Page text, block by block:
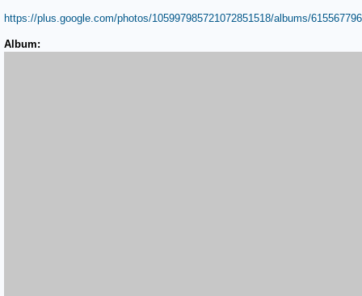
https://plus.google.com/photos/105997985721072851518/albums/
Album: